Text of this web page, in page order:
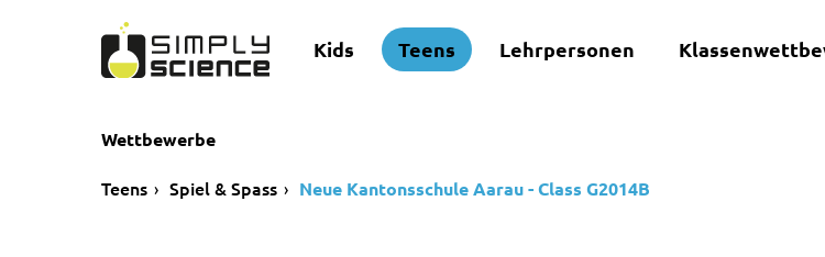
Kids Teens Lehrpersonen
Wettbewerbe
Teens Spiel & Spass Neue Kantonsschule Aarau - Class G2014B